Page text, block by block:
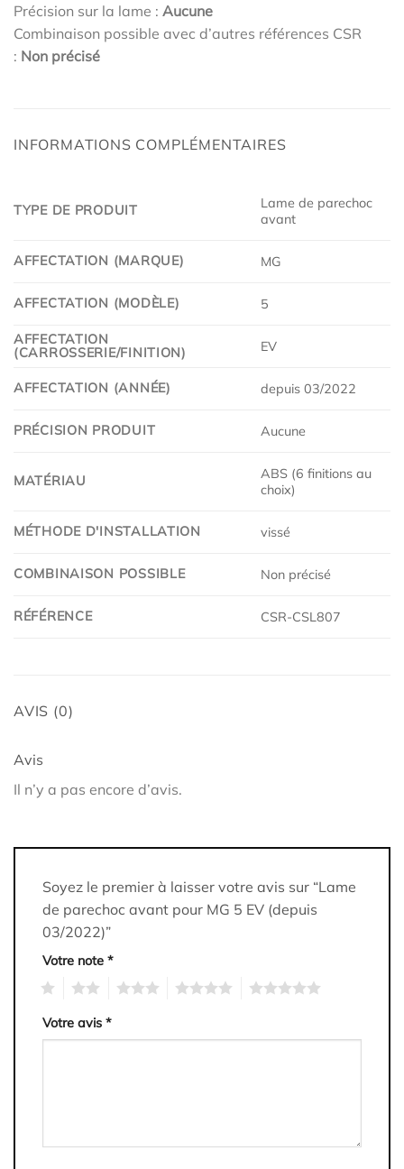
Précision sur la lame : Aucune
Combinaison possible avec d’autres références CSR
: Non précisé
INFORMATIONS COMPLÉMENTAIRES
TYPE DE PRODUIT
Lame de parechoc
avant
AFFECTATION (MARQUE) MG
AFFECTATION (MODÈLE) 5
AFFECTATION
(CARROSSERIE/FINITION)
EV
AFFECTATION (ANNÉE) depuis 03/2022
PRÉCISION PRODUIT Aucune
MATÉRIAU
ABS (6 finitions au
choix)
MÉTHODE D'INSTALLATION vissé
COMBINAISON POSSIBLE Non précisé
RÉFÉRENCE CSR-CSL807
AVIS (0)
Avis
Il n’y a pas encore d’avis.
Soyez le premier à laisser votre avis sur “Lame
de parechoc avant pour MG 5 EV (depuis
03/2022)”
Votre note *
Votre avis *